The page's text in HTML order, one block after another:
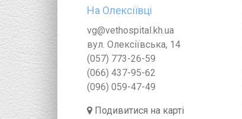
На Олексіївці
vg@vethospital.kh.ua
вул. Олексіївська, 14
(057) 773-26-59
(066) 437-95-62
(096) 059-47-49
Подивитися на карті